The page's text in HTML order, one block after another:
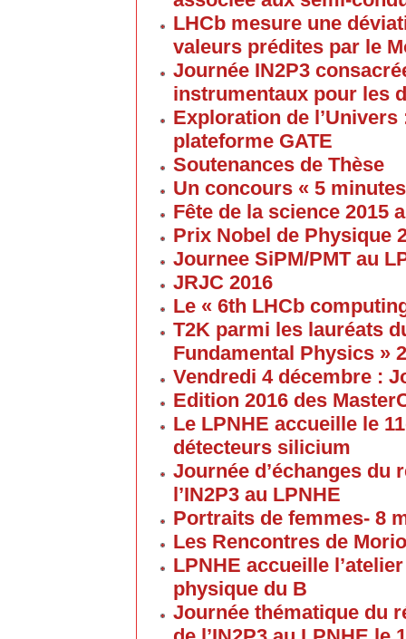
LHCb mesure une
valeurs prédites par le
Journée IN2P3
instrumentaux pour les
Exploration de
plateforme GATE
Soutenances de Thèse
Un concours « 5
Fête de la science 2015
Prix Nobel de Physique
Journee SiPM/PMT au
JRJC 2016
Le « 6th LHCb
T2K parmi les lauréats
Fundamental Physics »
Vendredi 4 décembre :
Edition 2016 des
Le LPNHE accueille le
détecteurs silicium
Journée d’échanges du
l’IN2P3 au LPNHE
Portraits de femmes- 8
Les Rencontres de
LPNHE accueille
physique du B
Journée thématique du